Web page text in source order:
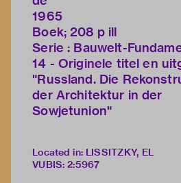
1965
Boek; 208 p ill
Serie : Bauwelt-
14 - Originele titel en
"Russland. Die
der Architektur in der
Sowjetunion"
Located in: LISSITZKY, EL
VUBIS: 2:5967